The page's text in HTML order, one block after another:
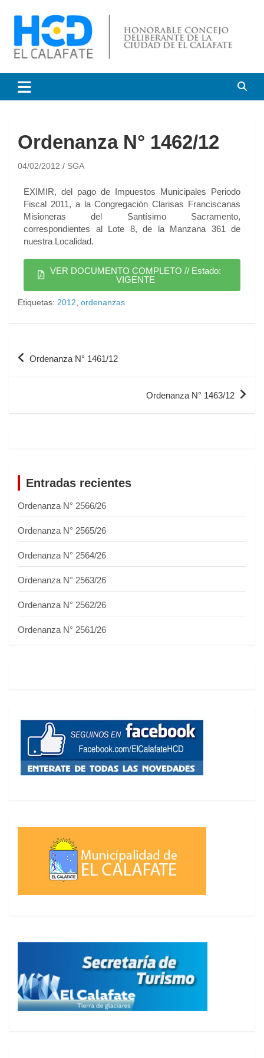
Honorable Concejo
Deliberante de El Calafate
Ordenanza N° 1462/12
04/02/2012 SGA
EXIMIR, del pago de Impuestos Municipales Periodo
Fiscal 2011, a la Congregación Clarisas Franciscanas
Misioneras del Santísimo Sacramento,
correspondientes al Lote 8, de la Manzana 361 de
nuestra Localidad.
VER DOCUMENTO COMPLETO // Estado:
VIGENTE
Etiquetas: 2012 ordenanzas
Ordenanza N° 1461/12
Ordenanza N° 1463/12
Entradas recientes
Ordenanza N° 2566/26
Ordenanza N° 2565/26
Ordenanza N° 2564/26
Ordenanza N° 2563/26
Ordenanza N° 2562/26
Ordenanza N° 2561/26